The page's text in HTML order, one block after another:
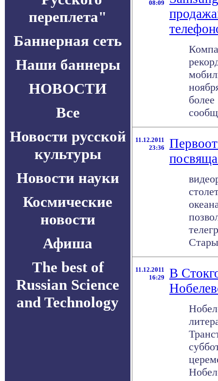
переплета"
Баннерная сеть
Наши баннеры
НОВОСТИ
Все
Новости русской
культуры
Новости науки
Космические
новости
Афиша
The best of
Russian Science
and Technology
08:09
11.12.2011
23:36
11.12.2011
16:29
В